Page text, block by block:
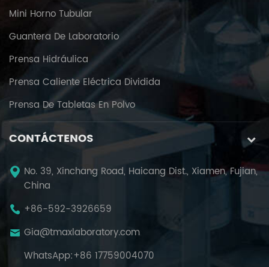
Mini Horno Tubular
Guantera De Laboratorio
Prensa Hidráulica
Prensa Caliente Eléctrica Dividida
Prensa De Tabletas En Polvo
CONTÁCTENOS
No. 39, Xinchang Road, Haicang Dist., Xiamen, Fujian,
China
+86-592-3926659
Gia@tmaxlaboratory.com
WhatsApp:+86 17759004070